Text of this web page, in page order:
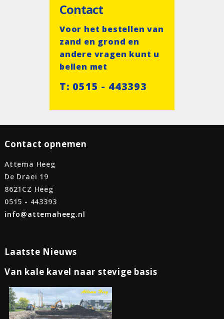
Contact
Voor het bestellen van
zand en grond en
andere vragen kunt u
bellen met
T: 0515 - 443393
Contact opnemen
Attema Heeg
De Draei 19
8621CZ Heeg
0515 - 443393
info@attemaheeg.nl
Laatste Nieuws
Van kale kavel naar stevige basis